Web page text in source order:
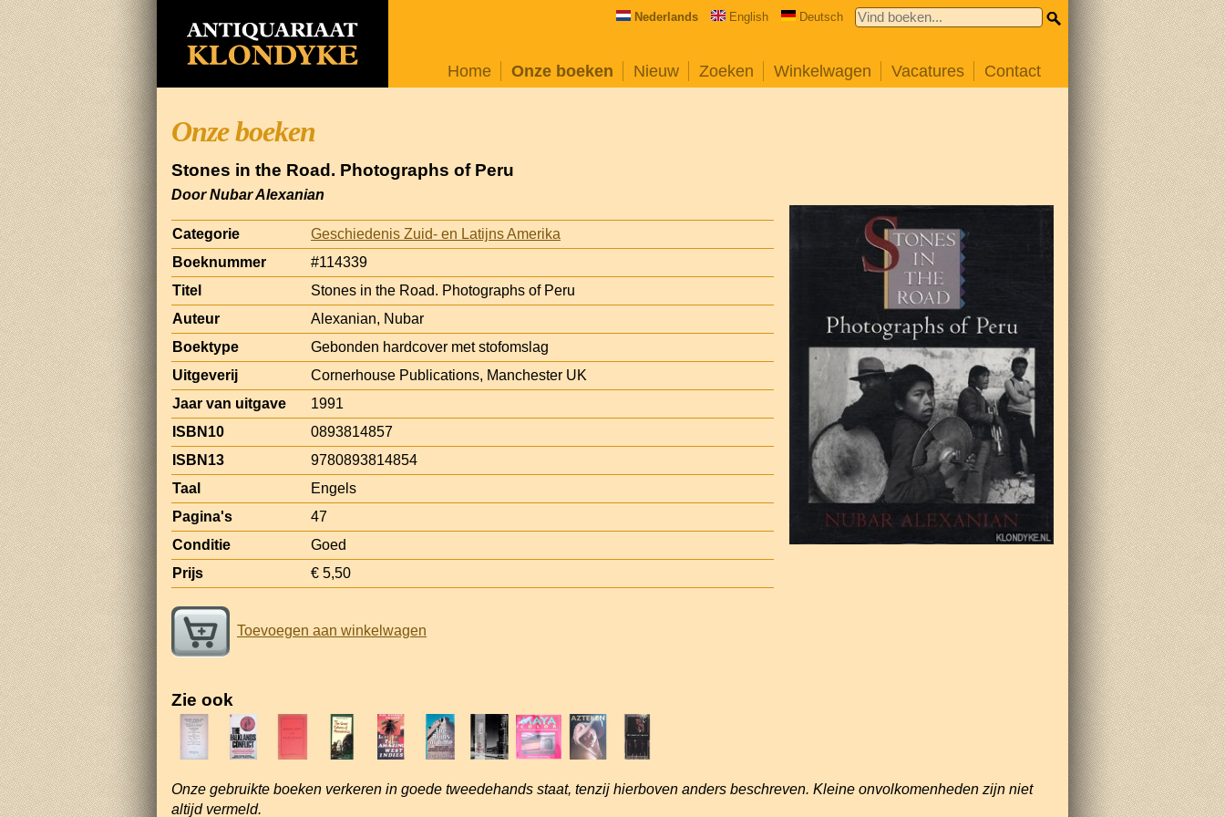
Nederlands English Deutsch
Home Onze boeken Nieuw Zoeken Winkelwagen Vacatures Contact
Onze boeken
Stones in the Road. Photographs of Peru
Door Nubar Alexanian
Categorie
Geschiedenis Zuid- en Latijns Amerika
Boeknummer
#114339
Titel
Stones in the Road. Photographs of Peru
Auteur
Alexanian, Nubar
Boektype
Gebonden hardcover met stofomslag
Uitgeverij
Cornerhouse Publications, Manchester UK
Jaar van uitgave
1991
ISBN10
0893814857
ISBN13
9780893814854
Taal
Engels
Pagina's
47
Conditie
Goed
Prijs
€ 5,50
Toevoegen aan winkelwagen
Zie ook
Onze gebruikte boeken verkeren in goede tweedehands staat, tenzij hierboven anders beschreven. Kleine onvolkomenheden zijn niet
altijd vermeld.